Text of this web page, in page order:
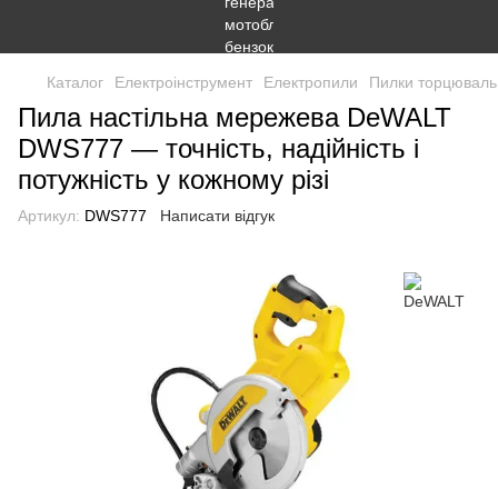
Каталог Електроінструмент Електропили Пилки
Пила настільна мережева DeWALT
DWS777 — точність, надійність і
потужність у кожному різі
Артикул: DWS777 Написати відгук